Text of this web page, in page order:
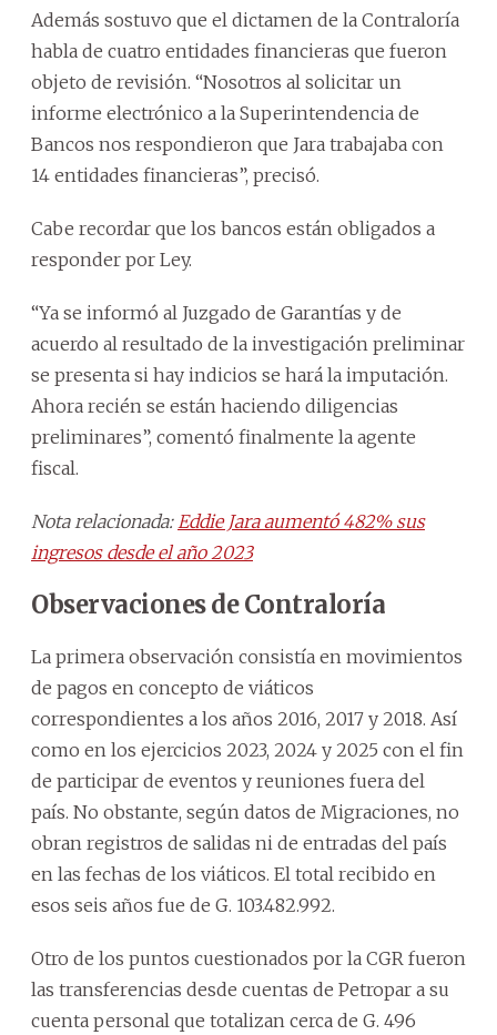
Además sostuvo que el dictamen de la Contraloría
habla de cuatro entidades financieras que fueron
objeto de revisión. “Nosotros al solicitar un
informe electrónico a la Superintendencia de
Bancos nos respondieron que Jara trabajaba con
14 entidades financieras”, precisó.
Cabe recordar que los bancos están obligados a
responder por Ley.
“Ya se informó al Juzgado de Garantías y de
acuerdo al resultado de la investigación preliminar
se presenta si hay indicios se hará la imputación.
Ahora recién se están haciendo diligencias
preliminares”, comentó finalmente la agente
fiscal.
Nota relacionada: Eddie Jara aumentó 482% sus
ingresos desde el año 2023
Observaciones de Contraloría
La primera observación consistía en movimientos
de pagos en concepto de viáticos
correspondientes a los años 2016, 2017 y 2018. Así
como en los ejercicios 2023, 2024 y 2025 con el fin
de participar de eventos y reuniones fuera del
país. No obstante, según datos de Migraciones, no
obran registros de salidas ni de entradas del país
en las fechas de los viáticos. El total recibido en
esos seis años fue de G. 103.482.992.
Otro de los puntos cuestionados por la CGR fueron
las transferencias desde cuentas de Petropar a su
cuenta personal que totalizan cerca de G. 496